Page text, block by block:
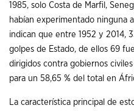
1985, solo Costa de Marfil,
habían experimentado ninguna
indican que entre 1952 y 2014,
golpes de Estado, de ellos 69
dirigidos contra gobiernos
para un 58,65 % del total en
La característica principal de